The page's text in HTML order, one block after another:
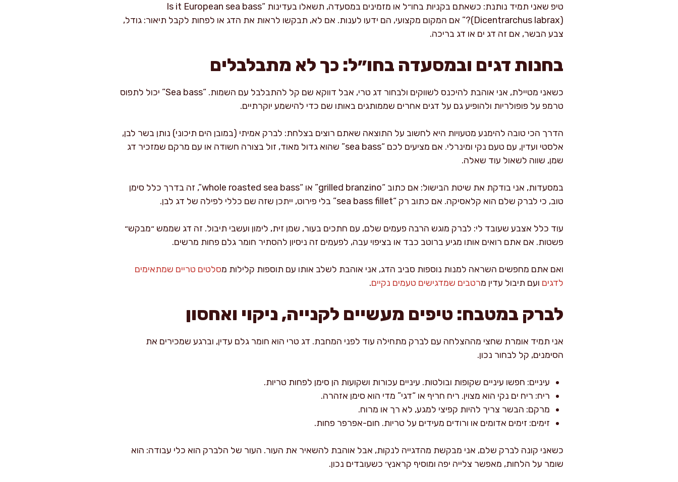
טיפ שאני תמיד נותנת: כשאתם בקניות בחו״ל או מזמינים במסעדה, תשאלו בעדינות “Is it European sea bass
(Dicentrarchus labrax)?” אם המקום מקצועי, הם ידעו לענות. אם לא, תבקשו לראות את הדג או לפחות לקבל תיאור: גודל,
צבע הבשר, אם זה דג ים או דג בריכה.
בחנות דגים ובמסעדה בחו״ל: כך לא מתבלבלים
כשאני מטיילת, אני אוהבת להיכנס לשווקים ולבחור דג טרי, אבל דווקא שם קל להתבלבל עם השמות. “Sea bass” יכול לתפוס
טרמפ על פופולריות ולהופיע גם על דגים אחרים שממותגים באותו שם כדי להישמע יוקרתיים.
הדרך הכי טובה להימנע מטעויות היא לחשוב על התוצאה שאתם רוצים בצלחת: לברק אמיתי (במובן הים תיכוני) נותן בשר לבן,
אלסטי ועדין, עם טעם נקי ומינרלי. אם מציעים לכם “sea bass” שהוא גדול מאוד, זול בצורה חשודה או עם מרקם שמזכיר דג
שמן, שווה לשאול עוד שאלה.
במסעדות, אני בודקת את שיטת הבישול: אם כתוב “grilled branzino” או “whole roasted sea bass”, זה בדרך כלל סימן
טוב, כי לברק שלם הוא קלאסיקה. אם כתוב רק “sea bass fillet” בלי פירוט, ייתכן שזה שם כללי לפילה של דג לבן.
עוד כלל אצבע שעובד לי: לברק מוגש הרבה פעמים שלם, עם חתכים בעור, שמן זית, לימון ועשבי תיבול. זה דג שממש ״מבקש״
פשטות. אם אתם רואים אותו מגיע ברוטב כבד או בציפוי עבה, לפעמים זה ניסיון להסתיר חומר גלם פחות מרשים.
ואם אתם מחפשים השראה למנות נוספות סביב הדג, אני אוהבת לשלב אותו עם תוספות קלילות מסלטים טריים שמתאימים
לדגים ועם תיבול עדין מרטבים שמדגישים טעמים נקיים.
לברק במטבח: טיפים מעשיים לקנייה, ניקוי ואחסון
אני תמיד אומרת שחצי מההצלחה עם לברק מתחילה עוד לפני המחבת. דג טרי הוא חומר גלם עדין, וברגע שמכירים את
הסימנים, קל לבחור נכון.
עיניים: חפשו עיניים שקופות ובולטות. עיניים עכורות ושקועות הן סימן לפחות טריות.
ריח: ריח ים נקי הוא מצוין. ריח חריף או “דגי” מדי הוא סימן אזהרה.
מרקם: הבשר צריך להיות קפיצי למגע, לא רך או מרוח.
זימים: זימים אדומים או ורודים מעידים על טריות. חום-אפרפר פחות.
כשאני קונה לברק שלם, אני מבקשת מהדגייה לנקות, אבל אוהבת להשאיר את העור. העור של הלברק הוא כלי עבודה: הוא
שומר על הלחות, מאפשר צלייה יפה ומוסיף קראנץ׳ כשעובדים נכון.